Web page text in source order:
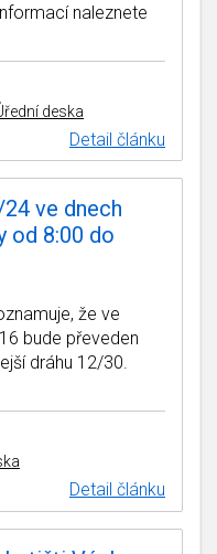
naleznete
deska
Detail článku
ve dnech
od 8:00 do
že ve
bude převeden
dráhu 12/30.
Detail článku